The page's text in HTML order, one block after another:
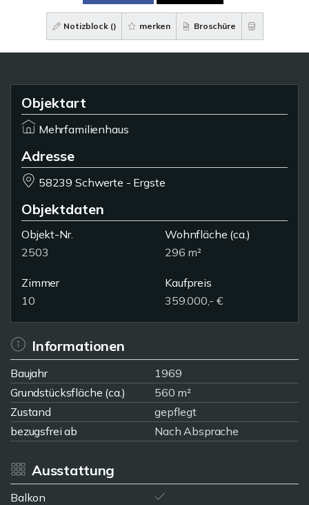
Notizblock () merken Broschüre
Objektart
Mehrfamilienhaus
Adresse
58239 Schwerte - Ergste
Objektdaten
Objekt-Nr.
2503
Wohnfläche (ca.)
296 m²
Zimmer
10
Kaufpreis
359.000,- €
Informationen
Baujahr
1969
Grundstücksfläche (ca.)
560 m²
Zustand
gepflegt
bezugsfrei ab
Nach Absprache
Ausstattung
Balkon